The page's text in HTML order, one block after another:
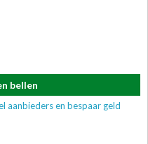
bellen
aanbieders en bespaar geld